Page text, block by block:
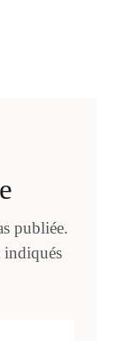
publiée.
indiqués